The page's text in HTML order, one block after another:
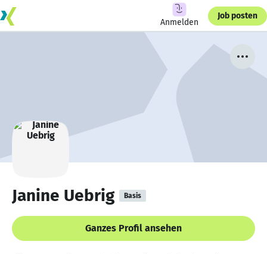
Anmelden
Job posten
Janine Uebrig Basis
Ganzes Profil ansehen